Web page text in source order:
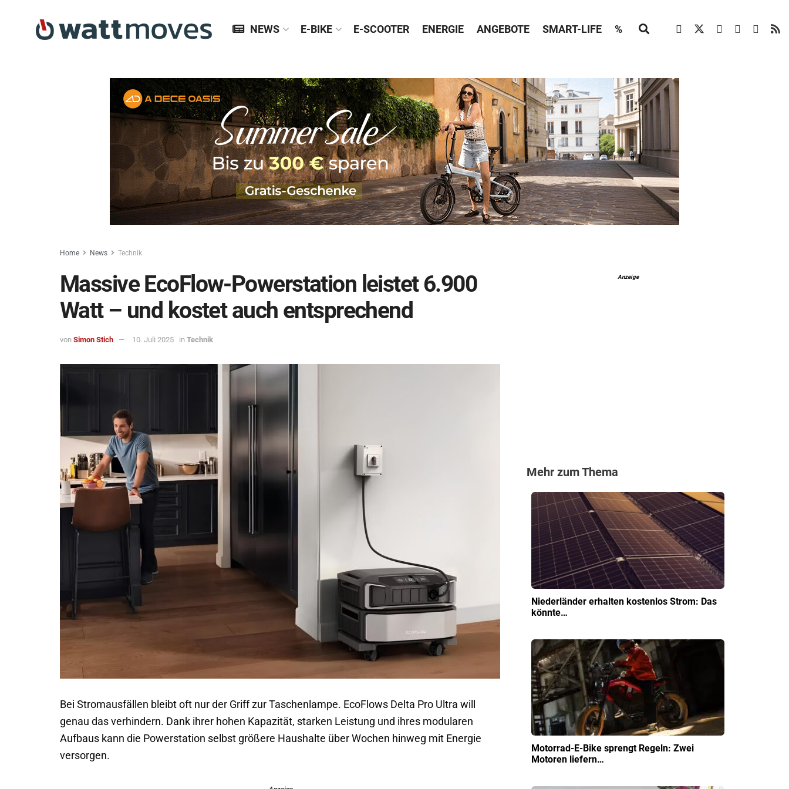
NEWS E-BIKE E-SCOOTER ENERGIE ANGEBOTE SMART-LIFE %
Home News Technik
Massive EcoFlow-Powerstation leistet 6.900
Watt – und kostet auch entsprechend
von Simon Stich 10. Juli 2025 in Technik
Bei Stromausfällen bleibt oft nur der Griff zur Taschenlampe. EcoFlows Delta Pro Ultra will
genau das verhindern. Dank ihrer hohen Kapazität, starken Leistung und ihres modularen
Aufbaus kann die Powerstation selbst größere Haushalte über Wochen hinweg mit Energie
versorgen.
Anzeige
Mehr zum Thema
Niederländer erhalten kostenlos Strom: Das
könnte…
Motorrad-E-Bike sprengt Regeln: Zwei
Motoren liefern…